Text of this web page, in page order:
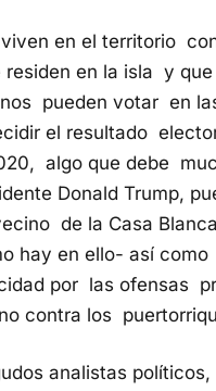
en el territorio
en la isla y
pueden votar en
el resultado
algo que debe
Donald Trump,
de la Casa
hay en ello- así
por las ofensas
contra los
analistas